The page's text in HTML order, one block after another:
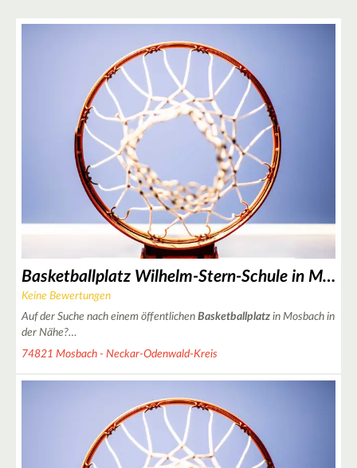
Basketballplatz Wilhelm-Stern-Schule in Mosbach
Keine Bewertungen
Auf der Suche nach einem öffentlichen Basketballplatz in Mosbach in
der Nähe?…
74821 Mosbach - Neckar-Odenwald-Kreis